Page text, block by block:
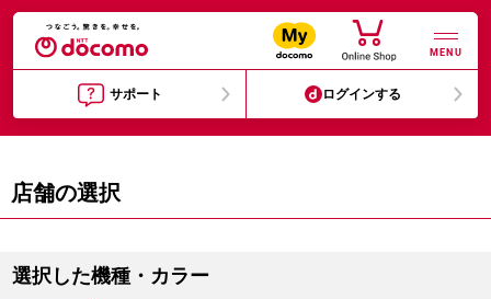
MENU
サポート ログインする
店舗の選択
選択した機種・カラー